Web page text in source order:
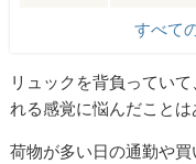
すべて
リュックを背負ってい
れる感覚に悩んだことは
荷物が多い日の通勤や